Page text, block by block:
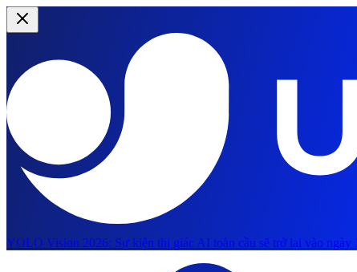
YOLO Vision 2026: Sự kiện thị giác AI toàn cầu sẽ trở lại vào